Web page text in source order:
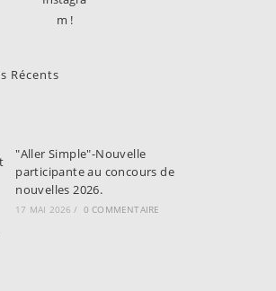
Récents
"Aller Simple"-Nouvelle
participante au concours de
nouvelles 2026.
17 MAI 2026 / 0 COMMENTAIRE